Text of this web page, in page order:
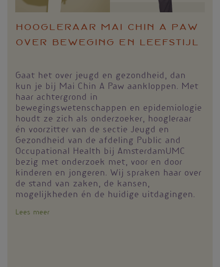
Hoogleraar Mai Chin A Paw
over beweging en leefstijl
Gaat het over jeugd en gezondheid, dan
kun je bij Mai Chin A Paw aankloppen. Met
haar achtergrond in
bewegingswetenschappen en epidemiologie
houdt ze zich als onderzoeker, hoogleraar
én voorzitter van de sectie Jeugd en
Gezondheid van de afdeling Public and
Occupational Health bij AmsterdamUMC
bezig met onderzoek met, voor en door
kinderen en jongeren. Wij spraken haar over
de stand van zaken, de kansen,
mogelijkheden én de huidige uitdagingen.
Lees meer